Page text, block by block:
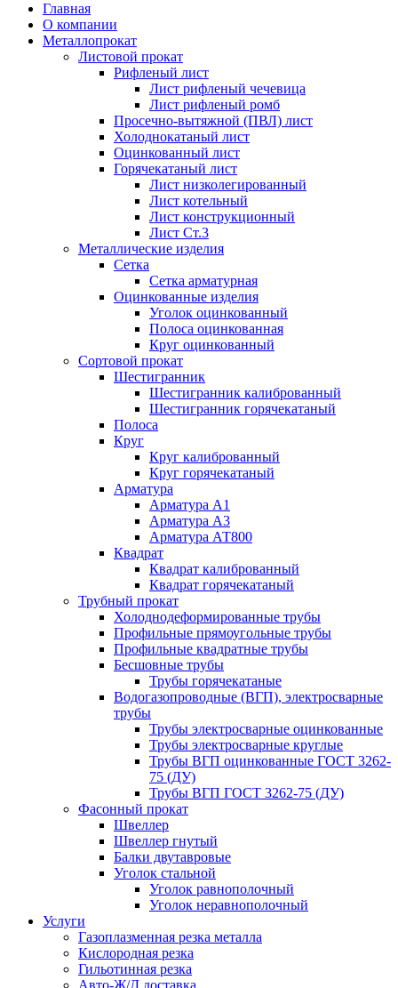
Главная
О компании
Металлопрокат
Листовой прокат
Рифленый лист
Лист рифленый чечевица
Лист рифленый ромб
Просечно-вытяжной (ПВЛ) лист
Холоднокатаный лист
Оцинкованный лист
Горячекатаный лист
Лист низколегированный
Лист котельный
Лист конструкционный
Лист Ст.3
Металлические изделия
Сетка
Сетка арматурная
Оцинкованные изделия
Уголок оцинкованный
Полоса оцинкованная
Круг оцинкованный
Сортовой прокат
Шестигранник
Шестигранник калиброванный
Шестигранник горячекатаный
Полоса
Круг
Круг калиброванный
Круг горячекатаный
Арматура
Арматура А1
Арматура А3
Арматура АТ800
Квадрат
Квадрат калиброванный
Квадрат горячекатаный
Трубный прокат
Холоднодеформированные трубы
Профильные прямоугольные трубы
Профильные квадратные трубы
Бесшовные трубы
Трубы горячекатаные
Водогазопроводные (ВГП), электросварные
трубы
Трубы электросварные оцинкованные
Трубы электросварные круглые
Трубы ВГП оцинкованные ГОСТ 3262-
75 (ДУ)
Трубы ВГП ГОСТ 3262-75 (ДУ)
Фасонный прокат
Швеллер
Швеллер гнутый
Балки двутавровые
Уголок стальной
Уголок равнополочный
Уголок неравнополочный
Услуги
Газоплазменная резка металла
Кислородная резка
Гильотинная резка
Авто-Ж/Д доставка